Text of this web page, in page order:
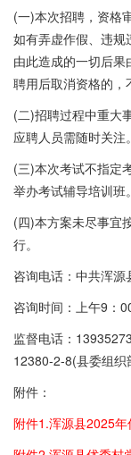
(一)本次招聘，资格
如有弄虚作假、违规
由此造成的一切后果
聘用后取消资格的，
(二)招聘过程中重大
应聘人员需随时关注。
(三)本次考试不指定
举办考试辅导培训班。
(四)本方案未尽事宜
行。
咨询电话：中共浑
咨询时间：上午9：
监督电话：
12380-2-8(县委组织
附件：
附件1.浑源县2025